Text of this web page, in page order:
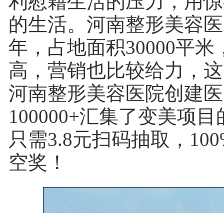
的生活。河南整形美容
年，占地面积30000平米
高，营销也比较给力，
河南整形美容医院创建
100000+汇集了变美项
只需3.8元扫码抽取，
空奖！